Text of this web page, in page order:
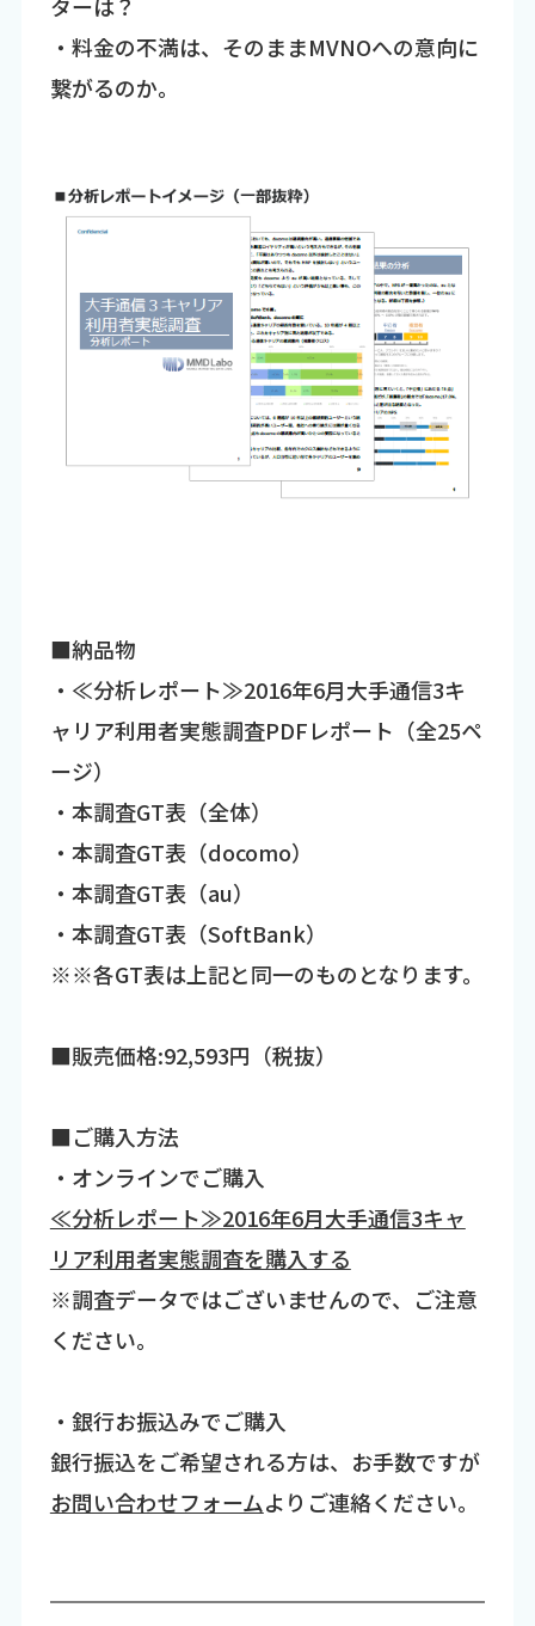
・料金の不満は、そのままMVNOへの意向に
繋がるのか。
■納品物
・≪分析レポート≫2016年6月大手通信3キ
ャリア利用者実態調査PDFレポート（全25ペ
ージ）
・本調査GT表（全体）
・本調査GT表（docomo）
・本調査GT表（au）
・本調査GT表（SoftBank）
※※各GT表は上記と同一のものとなります。
■販売価格:92,593円（税抜）
■ご購入方法
・オンラインでご購入
≪分析レポート≫2016年6月大手通信3キャ
リア利用者実態調査を購入する
※調査データではございませんので、ご注意
ください。
・銀行お振込みでご購入
銀行振込をご希望される方は、お手数ですが
お問い合わせフォームよりご連絡ください。